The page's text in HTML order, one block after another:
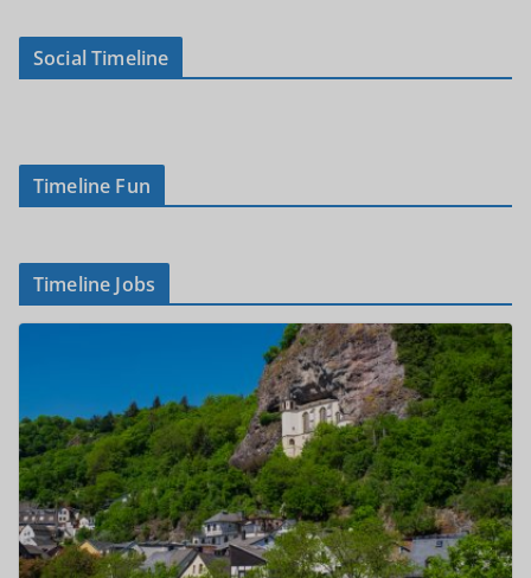
Social Timeline
Timeline Fun
Timeline Jobs